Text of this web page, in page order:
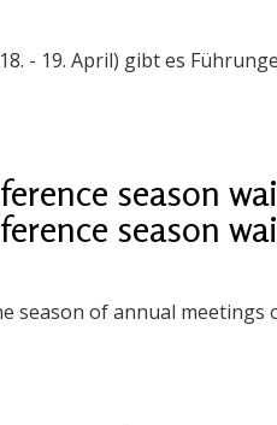
- 19. April) gibt es
season
season
season of annual